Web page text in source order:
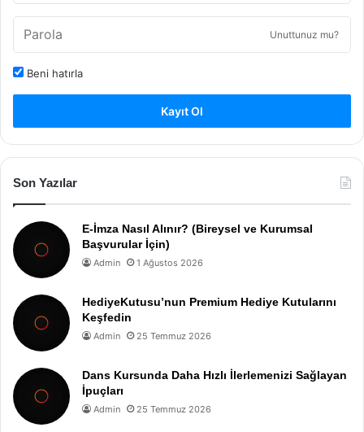
Unuttunuz mu?
Beni hatırla
Kayıt Ol
Son Yazılar
E-İmza Nasıl Alınır? (Bireysel ve Kurumsal
Başvurular İçin)
Admin 1 Ağustos 2026
HediyeKutusu’nun Premium Hediye Kutularını
Keşfedin
Admin 25 Temmuz 2026
Dans Kursunda Daha Hızlı İlerlemenizi Sağlayan
İpuçları
Admin 25 Temmuz 2026